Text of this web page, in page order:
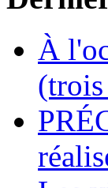
En 2004, une
dernières années.
À
(trois